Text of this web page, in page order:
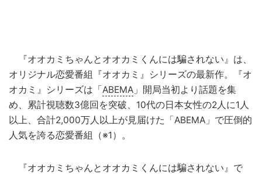
『オオカミちゃんとオオカミくんには騙されない』は、
オリジナル恋愛番組『オオカミ』シリーズの最新作。『オ
オカミ』シリーズは「ABEMA 」開局当初より話題を集
め、累計視聴数3億回を突破、10代の日本女性の2人に1人
以上、合計2,000万人以上が見届けた「ABEMA」で圧倒的
人気を誇る恋愛番組（※1）。
『オオカミちゃんとオオカミくんには騙されない』で